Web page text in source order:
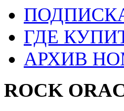
ГДЕ
АРХИВ
ROCK